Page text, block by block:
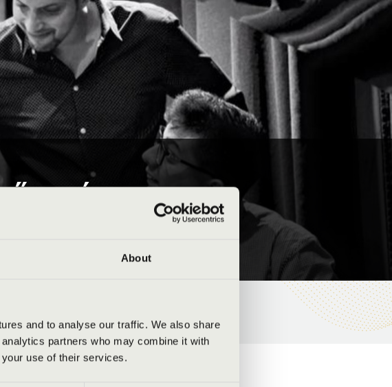
About
and to analyse our traffic. We also share
partners who may combine it with
use of their services.
TRIÓ